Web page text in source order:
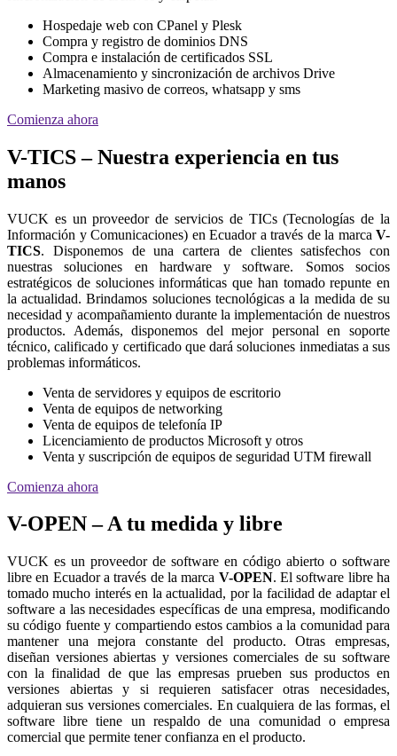
Hospedaje web con CPanel y Plesk
Compra y registro de dominios DNS
Compra e instalación de certificados SSL
Almacenamiento y sincronización de archivos Drive
Marketing masivo de correos, whatsapp y sms
Comienza ahora
V-TICS – Nuestra experiencia en tus
manos
VUCK es un proveedor de servicios de TICs (Tecnologías de la
Información y Comunicaciones) en Ecuador a través de la marca V-
TICS. Disponemos de una cartera de clientes satisfechos con
nuestras soluciones en hardware y software. Somos socios
estratégicos de soluciones informáticas que han tomado repunte en
la actualidad. Brindamos soluciones tecnológicas a la medida de su
necesidad y acompañamiento durante la implementación de nuestros
productos. Además, disponemos del mejor personal en soporte
técnico, calificado y certificado que dará soluciones inmediatas a sus
problemas informáticos.
Venta de servidores y equipos de escritorio
Venta de equipos de networking
Venta de equipos de telefonía IP
Licenciamiento de productos Microsoft y otros
Venta y suscripción de equipos de seguridad UTM firewall
Comienza ahora
V-OPEN – A tu medida y libre
VUCK es un proveedor de software en código abierto o software
libre en Ecuador a través de la marca V-OPEN. El software libre ha
tomado mucho interés en la actualidad, por la facilidad de adaptar el
software a las necesidades específicas de una empresa, modificando
su código fuente y compartiendo estos cambios a la comunidad para
mantener una mejora constante del producto. Otras empresas,
diseñan versiones abiertas y versiones comerciales de su software
con la finalidad de que las empresas prueben sus productos en
versiones abiertas y si requieren satisfacer otras necesidades,
adquieran sus versiones comerciales. En cualquiera de las formas, el
software libre tiene un respaldo de una comunidad o empresa
comercial que permite tener confianza en el producto.